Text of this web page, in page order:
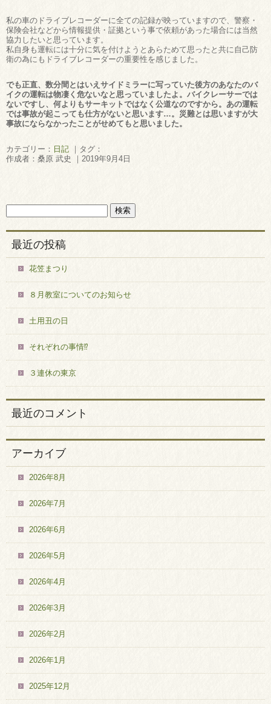
私の車のドライブレコーダーに全ての記録が映っていますので、警察・
保険会社などから情報提供・証拠という事で依頼があった場合には当然
協力したいと思っています。
私自身も運転には十分に気を付けようとあらためて思ったと共に自己防
衛の為にもドライブレコーダーの重要性を感じました。
でも正直、数分間とはいえサイドミラーに写っていた後方のあなたのバ
イクの運転は物凄く危ないなと思っていましたよ。バイクレーサーでは
ないですし、何よりもサーキットではなく公道なのですから。あの運転
では事故が起こっても仕方がないと思います…。災難とは思いますが大
事故にならなかったことがせめてもと思いました。
カテゴリー： 日記 ｜タグ：
作成者：桑原 武史 ｜2019年9月4日
最近の投稿
花笠まつり
８月教室についてのお知らせ
土用丑の日
それぞれの事情⁉
３連休の東京
最近のコメント
アーカイブ
2026年8月
2026年7月
2026年6月
2026年5月
2026年4月
2026年3月
2026年2月
2026年1月
2025年12月